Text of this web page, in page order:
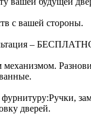
с вашей стороны.
–
механизмом.
дверей.